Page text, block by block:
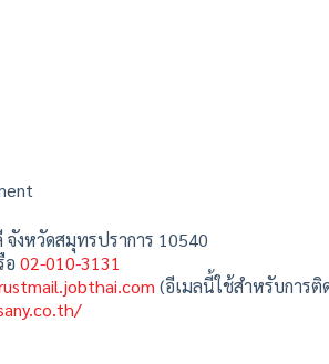
จังหวัดสมุทรปราการ 10540
อ 02-010-3131
(อีเมลนี้ใช้สำหรับการ